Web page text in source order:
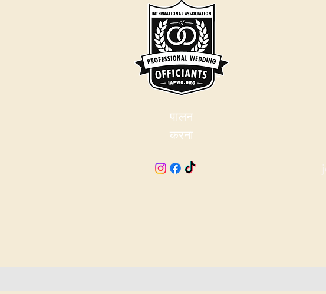
पालन
करना